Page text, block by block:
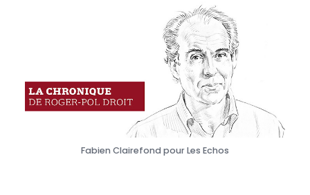
Fabien Clairefond pour Les Echos